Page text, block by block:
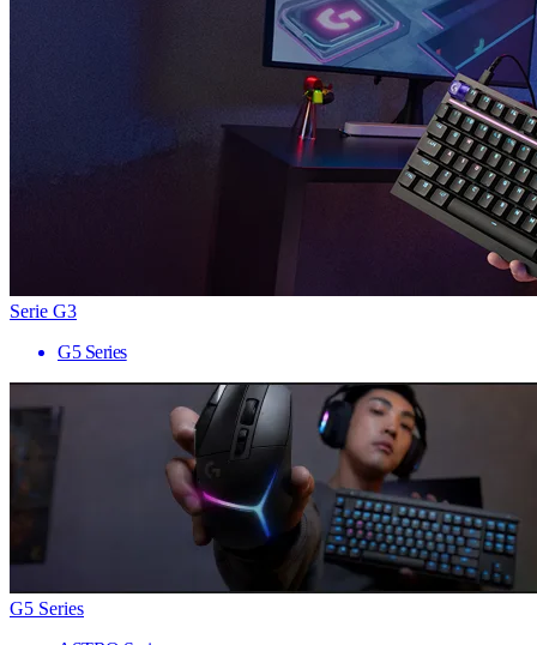
Serie G3
G5 Series
G5 Series